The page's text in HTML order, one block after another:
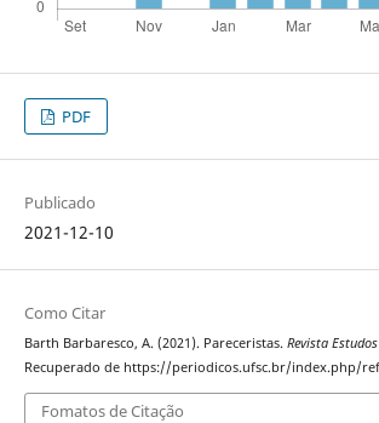
PDF
Publicado
2021-12-10
Como Citar
Barth Barbaresco, A. (2021). Pareceristas. Revista
Recuperado de https://periodicos.ufsc.br/index.php/
Fomatos de Citação